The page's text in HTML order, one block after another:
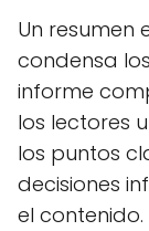
Un resumen
condensa
informe
los lectores
los puntos
decisiones
el